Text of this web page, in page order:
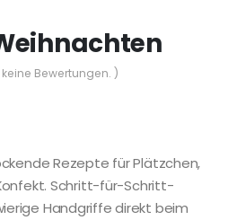
Bewertungen. )
Rezepte für Plätzchen,
Schritt-für-Schritt-
Handgriffe direkt beim